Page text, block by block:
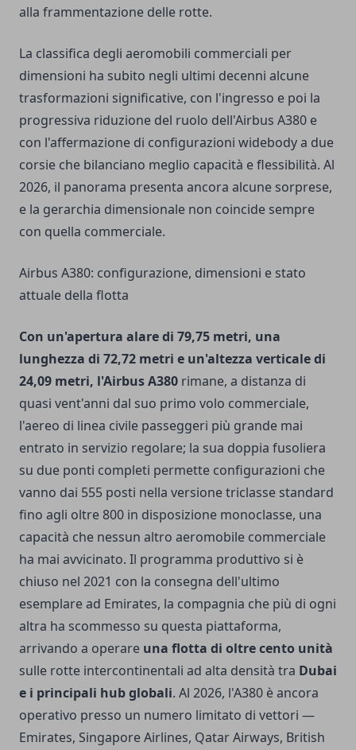
alla frammentazione delle rotte.
La classifica degli aeromobili commerciali per
dimensioni ha subito negli ultimi decenni alcune
trasformazioni significative, con l'ingresso e poi la
progressiva riduzione del ruolo dell'Airbus A380 e
con l'affermazione di configurazioni widebody a due
corsie che bilanciano meglio capacità e flessibilità. Al
2026, il panorama presenta ancora alcune sorprese,
e la gerarchia dimensionale non coincide sempre
con quella commerciale.
Airbus A380: configurazione, dimensioni e stato
attuale della flotta
Con un'apertura alare di 79,75 metri, una
lunghezza di 72,72 metri e un'altezza verticale di
24,09 metri, l'Airbus A380 rimane, a distanza di
quasi vent'anni dal suo primo volo commerciale,
l'aereo di linea civile passeggeri più grande mai
entrato in servizio regolare; la sua doppia fusoliera
su due ponti completi permette configurazioni che
vanno dai 555 posti nella versione triclasse standard
fino agli oltre 800 in disposizione monoclasse, una
capacità che nessun altro aeromobile commerciale
ha mai avvicinato. Il programma produttivo si è
chiuso nel 2021 con la consegna dell'ultimo
esemplare ad Emirates, la compagnia che più di ogni
altra ha scommesso su questa piattaforma,
arrivando a operare una flotta di oltre cento unità
sulle rotte intercontinentali ad alta densità tra Dubai
e i principali hub globali. Al 2026, l'A380 è ancora
operativo presso un numero limitato di vettori —
Emirates, Singapore Airlines, Qatar Airways, British